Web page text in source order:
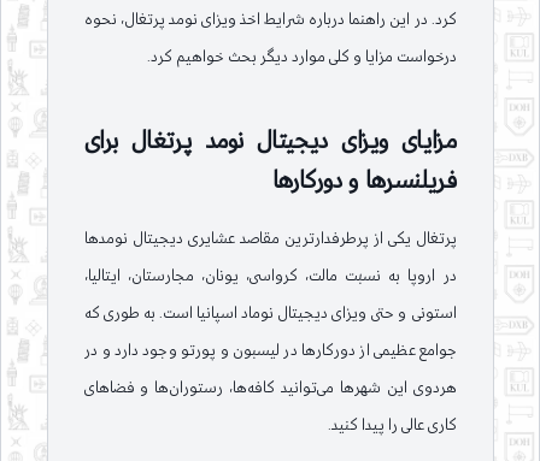
کرد. در این راهنما درباره شرایط اخذ ویزای نومد پرتغال، نحوه
درخواست مزایا و کلی موارد دیگر بحث خواهیم کرد.
مزایای ویزای دیجیتال نومد پرتغال برای
فریلنسرها و دورکارها
پرتغال یکی از پرطرفدارترین مقاصد عشایری دیجیتال نومدها
در اروپا به نسبت مالت، کرواسی، یونان، مجارستان، ایتالیا،
استونی و حتی ویزای دیجیتال نوماد اسپانیا است. به طوری که
جوامع عظیمی از دورکارها در لیسبون و پورتو وجود دارد و در
هردوی این شهرها می‌توانید کافه‌ها، رستوران‌ها و فضاهای
کاری عالی را پیدا کنید.